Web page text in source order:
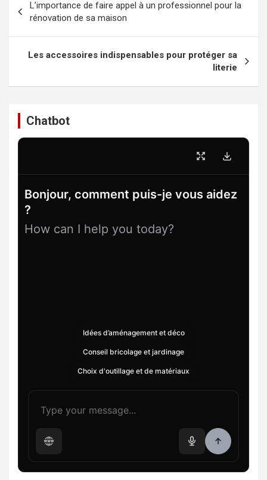
de
l’article
L’importance de faire appel à un professionnel pour la
rénovation de sa maison
Les accessoires indispensables pour protéger sa
literie
Chatbot
Bonjour, comment puis-je vous aidez
?
How can I help you today?
Idées d’aménagement et déco
Conseil bricolage et jardinage
Choix d'outillage et de matériaux